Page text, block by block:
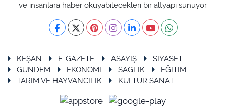
ve insanlara haber okuyabilecekleri bir altyapı sunuyor.
KEŞAN E-GAZETE ASAYİŞ
SİYASET
GÜNDEM
EKONOMİ SAĞLIK
EĞİTİM
TARIM VE HAYVANCILIK
KÜLTÜR SANAT